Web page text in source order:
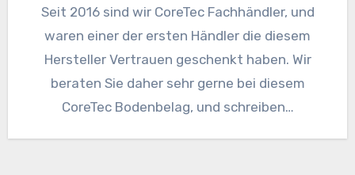
Seit 2016 sind wir CoreTec Fachhändler, und
waren einer der ersten Händler die diesem
Hersteller Vertrauen geschenkt haben. Wir
beraten Sie daher sehr gerne bei diesem
CoreTec Bodenbelag, und schreiben…